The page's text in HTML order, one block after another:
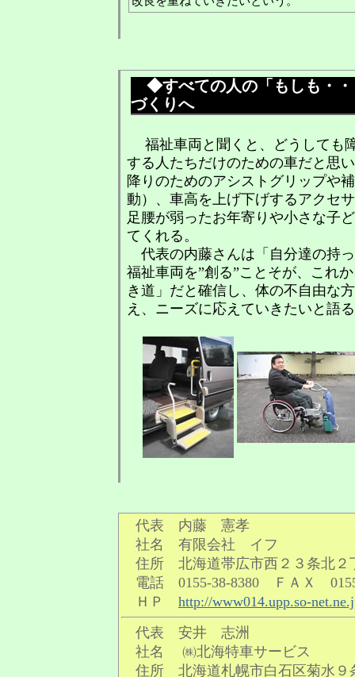
◆すべての人の「もしも・・
づくりへ
福祉車両と聞くと、どうしても
する人たちだけのための車だと思
降りのためのアシストグリップや
動）、車高を上げ下げするアクセ
足腰が弱ったお年寄りや小さな子
てくれる。
代表の内藤さんは「自分達の持
福祉車両を”創る”ことそが、これ
き道」だと確信し、体の不自由な
え、ニーズに応えていきたいと語
代表 内藤 憲孝
社名 有限会社 イフ
住所 北海道帯広市西２３条北２
電話 0155-38-8380 ＦＡＸ
ＨＰ http://www014.upp.so-
代表 安井 志洲
社名 ㈱北海特車サービス
住所 北海道札幌市白石区菊水９